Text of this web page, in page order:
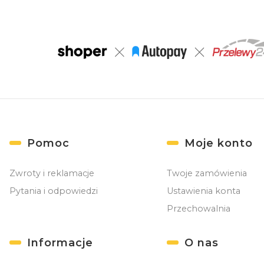
Linki w stopce
Pomoc
Zwroty i reklamacje
Pytania i odpowiedzi
Moje konto
Twoje zamówienia
Ustawienia konta
Przechowalnia
Informacje O nas